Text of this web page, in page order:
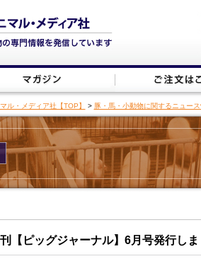
ル・メディア社【TOP】 > 豚・馬・小動物に関するニュー
刊【ピッグジャーナル】6月号発行し